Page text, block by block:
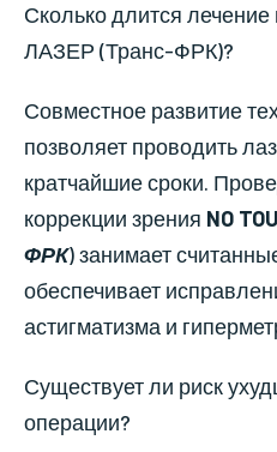
Сколько длится лечение
ЛАЗЕР (Транс-ФРК)?
Совместное развитие
позволяет проводить
кратчайшие сроки.
коррекции зрения NO
ФРК) занимает
обеспечивает
астигматизма и
Существует ли риск
операции?